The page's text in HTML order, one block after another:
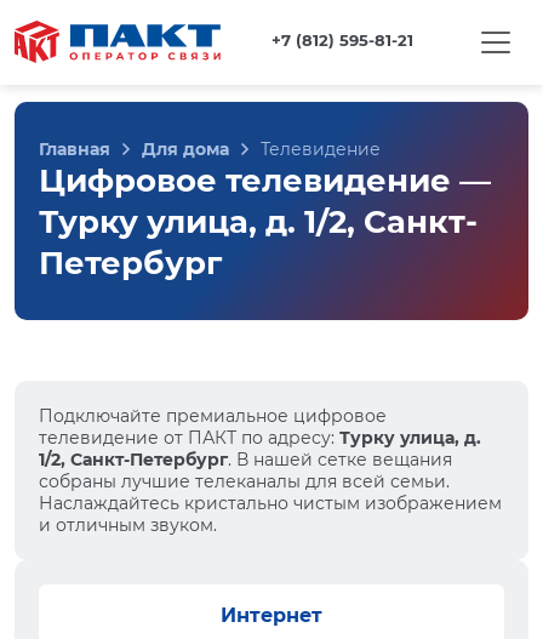
+7 (812) 595-81-21
Главная Для дома Телевидение
Цифровое телевидение —
Турку улица, д. 1/2, Санкт-
Петербург
Подключайте премиальное цифровое
телевидение от ПАКТ по адресу: Турку улица, д.
1/2, Санкт-Петербург. В нашей сетке вещания
собраны лучшие телеканалы для всей семьи.
Наслаждайтесь кристально чистым изображением
и отличным звуком.
Интернет